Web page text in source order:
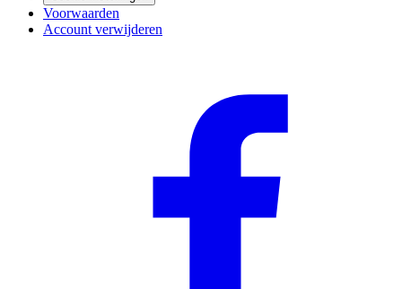
Voorwaarden
Account verwijderen